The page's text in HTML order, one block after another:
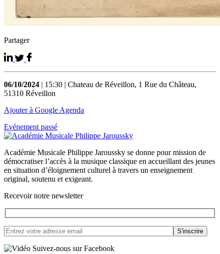
Partager
06/10/2024 | 15:30 | Chateau de Réveillon, 1 Rue du Château,
51310 Réveillon
Ajouter à Google Agenda
Evénement passé
Académie Musicale Philippe Jaroussky se donne pour mission de
démocratiser l’accès à la musique classique en accueillant des jeunes
en situation d’éloignement culturel à travers un enseignement
original, soutenu et exigeant.
Recevoir notre newsletter
Suivez-nous sur Facebook